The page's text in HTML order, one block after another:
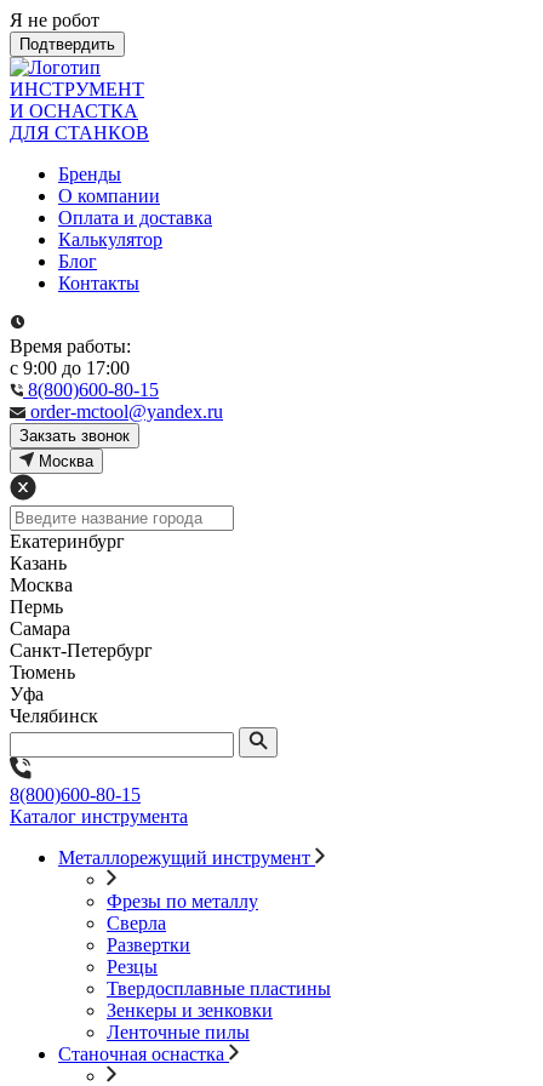
Я не робот
Подтвердить
ИНСТРУМЕНТ
И ОСНАСТКА
ДЛЯ СТАНКОВ
Бренды
О компании
Оплата и доставка
Калькулятор
Блог
Контакты
Время работы:
с 9:00 до 17:00
8(800)600-80-15
order-mctool@yandex.ru
Закзать звонок
Москва
Екатеринбург
Казань
Москва
Пермь
Самара
Санкт-Петербург
Тюмень
Уфа
Челябинск
8(800)600-80-15
Каталог инструмента
Металлорежущий инструмент
Фрезы по металлу
Сверла
Развертки
Резцы
Твердосплавные пластины
Зенкеры и зенковки
Ленточные пилы
Станочная оснастка